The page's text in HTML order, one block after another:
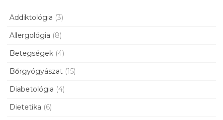
Addiktológia (3)
Allergológia (8)
Betegségek (4)
Bőrgyógyászat (15)
Diabetológia (4)
Dietetika (6)